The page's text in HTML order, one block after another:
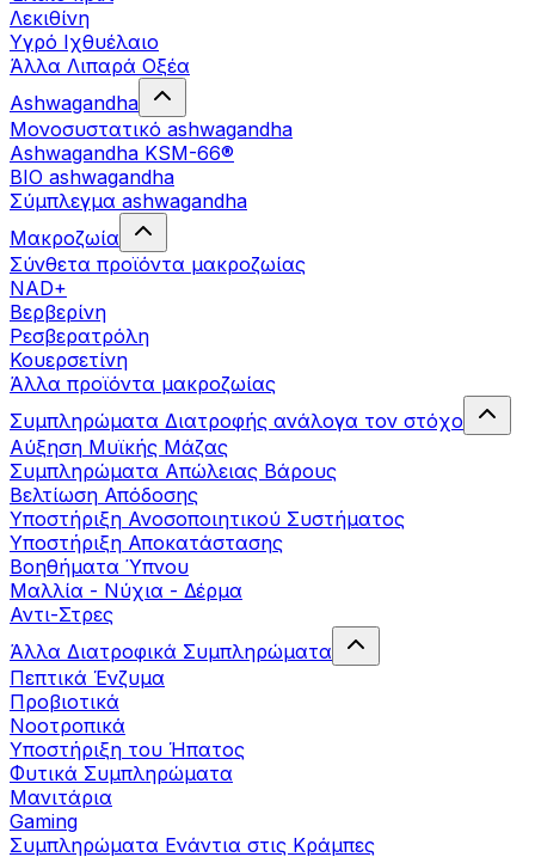
Λεκιθίνη
Υγρό Ιχθυέλαιο
Άλλα Λιπαρά Οξέα
Ashwagandha
Μονοσυστατικό ashwagandha
Ashwagandha KSM-66®
BIO ashwagandha
Σύμπλεγμα ashwagandha
Μακροζωία
Σύνθετα προϊόντα μακροζωίας
NAD+
Βερβερίνη
Ρεσβερατρόλη
Κουερσετίνη
Άλλα προϊόντα μακροζωίας
Συμπληρώματα Διατροφής ανάλογα τον στόχο
Αύξηση Μυϊκής Μάζας
Συμπληρώματα Aπώλειας Βάρους
Βελτίωση Απόδοσης
Υποστήριξη Ανοσοποιητικού Συστήματος
Yποστήριξη Αποκατάστασης
Βοηθήματα Ύπνου
Μαλλία - Νύχια - Δέρμα
Αντι-Στρες
Άλλα Διατροφικά Συμπληρώματα
Πεπτικά Ένζυμα
Προβιοτικά
Νοοτροπικά
Υποστήριξη του Ήπατος
Φυτικά Συμπληρώματα
Μανιτάρια
Gaming
Συμπληρώματα Ενάντια στις Κράμπες